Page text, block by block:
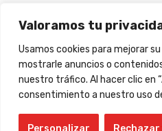
Valoramos tu
Usamos cookies para mejorar
mostrarle anuncios o
nuestro tráfico. Al hacer clic en
consentimiento a nuestro uso
Personalizar
Información sobre el envío de armas
Cambios y devoluciones
Suscripción newsletter